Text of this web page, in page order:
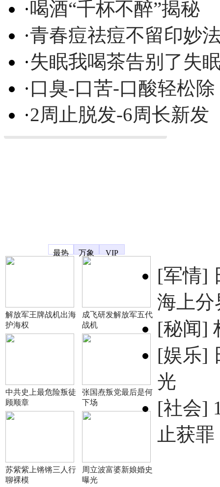
·喝酒“千杯不醉”揭秘
·青春痘祛痘不留印妙
·失眠我喝茶告别了失
·口臭-口苦-口酸轻松除
·2周止脱发-6周长新发
最热
万象 VIP
解放军王牌战机出海
护海权
成飞研发解放军五代
战机
中共史上最危险叛徒
顾顺章
张国焘叛党最后是何
下场
苏紫紫上锵锵三人行
聊裸模
周立波富婆新娘婚史
曝光
[军情]
海上分
[秘闻]
[娱乐]
光
[社会]
止获罪